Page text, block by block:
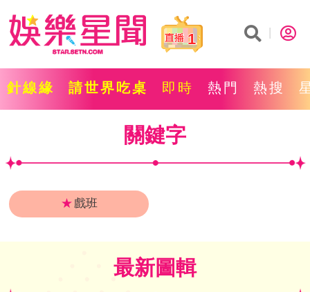
1
針線緣 請世界吃桌 即時 熱門 熱搜
關鍵字
★戲班
最新圖輯